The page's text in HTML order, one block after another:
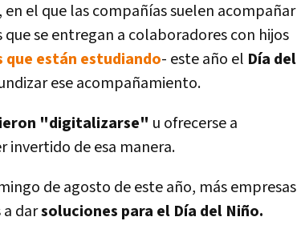
el que las compañías suelen acompañar
se entregan a colaboradores con hijos
que están estudiando- este año el Día del
ese acompañamiento.
"digitalizarse" u ofrecerse a
invertido de esa manera.
de agosto de este año, más empresas
darsoluciones para el Día del Niño.